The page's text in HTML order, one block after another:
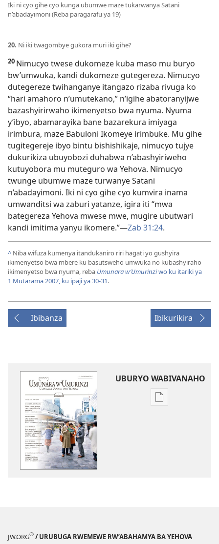
Iki ni cyo gihe cyo kunga ubumwe maze tukarwanya Satani
n’abadayimoni (Reba paragarafu ya 19)
20. Ni iki twagombye gukora muri iki gihe?
20 Nimucyo twese dukomeze kuba maso mu buryo
bw’umwuka, kandi dukomeze gutegereza. Nimucyo
dutegereze twihanganye itangazo rizaba rivuga ko
“hari amahoro n’umutekano,” n’igihe abatoranyijwe
bazashyirirwaho ikimenyetso bwa nyuma. Nyuma
y’ibyo, abamarayika bane bazarekura imiyaga
irimbura, maze Babuloni Ikomeye irimbuke. Mu gihe
tugitegereje ibyo bintu bishishikaje, nimucyo tujye
dukurikiza ubuyobozi duhabwa n’abashyiriweho
kutuyobora mu muteguro wa Yehova. Nimucyo
twunge ubumwe maze turwanye Satani
n’abadayimoni. Iki ni cyo gihe cyo kumvira inama
umwanditsi wa zaburi yatanze, igira iti “mwa
bategereza Yehova mwese mwe, mugire ubutwari
kandi imitima yanyu ikomere.”—Zab 31:24.
^ Niba wifuza kumenya itandukaniro riri hagati yo gushyira
ikimenyetso bwa mbere ku basutsweho umwuka no kubashyiraho
ikimenyetso bwa nyuma, reba Umunara w’Umurinziwo ku itariki ya
1 Mutarama 2007, ku ipaji ya 30-31.
Ibibanza Ibikurikira
UBURYO WABIVANAHO
Uko
JW.ORG® / URUBUGA RWEMEWE RW’ABAHAMYA BA YEHOVA